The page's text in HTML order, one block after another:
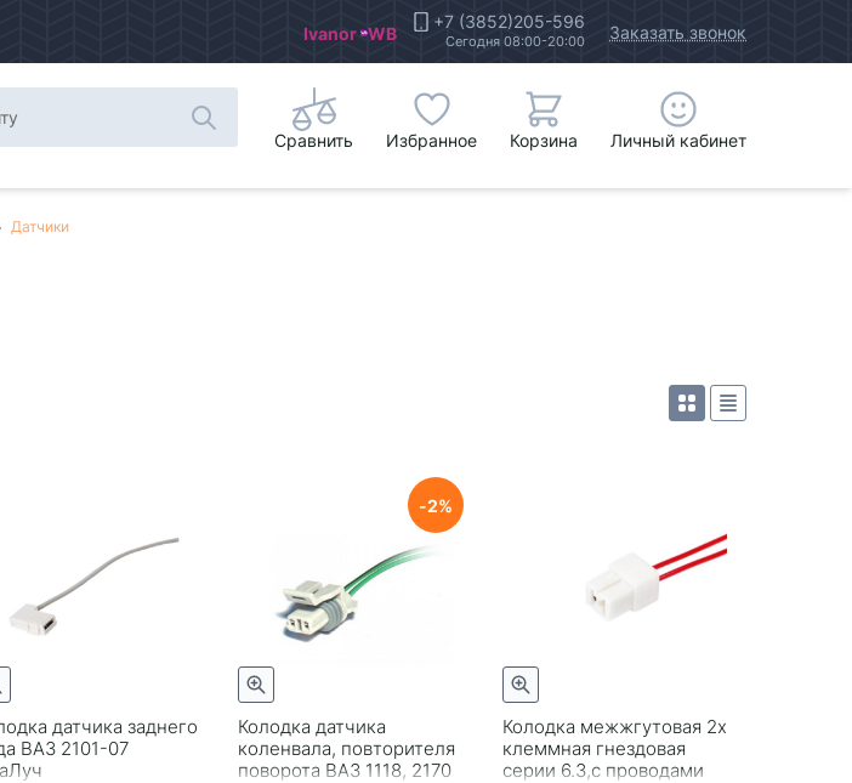
Ivanor WB +7 (3852)205-596
Сегодня 08:00-20:00 Заказать звонок
Сравнить Избранное Корзина Личный кабинет
Датчики
датчика заднего
ВАЗ 2101-07
Колодка датчика
коленвала, повторителя
поворота ВАЗ 1118, 2170
2
Колодка межжгутовая 2х
клеммная гнездовая
серии 6.3,с проводами